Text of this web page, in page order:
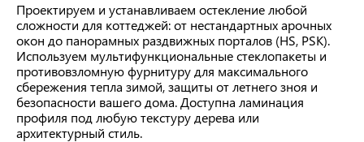
Проектируем и устанавливаем остекление любой
сложности для коттеджей: от нестандартных арочных
окон до панорамных раздвижных порталов (HS, PSK).
Используем мультифункциональные стеклопакеты и
противовзломную фурнитуру для максимального
сбережения тепла зимой, защиты от летнего зноя и
безопасности вашего дома. Доступна ламинация
профиля под любую текстуру дерева или
архитектурный стиль.